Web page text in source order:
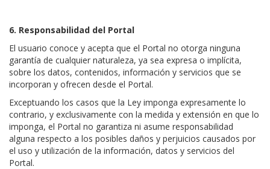
6. Responsabilidad del Portal
El usuario conoce y acepta que el Portal no otorga ninguna
garantía de cualquier naturaleza, ya sea expresa o implícita,
sobre los datos, contenidos, información y servicios que se
incorporan y ofrecen desde el Portal.
Exceptuando los casos que la Ley imponga expresamente lo
contrario, y exclusivamente con la medida y extensión en que lo
imponga, el Portal no garantiza ni asume responsabilidad
alguna respecto a los posibles daños y perjuicios causados por
el uso y utilización de la información, datos y servicios del
Portal.